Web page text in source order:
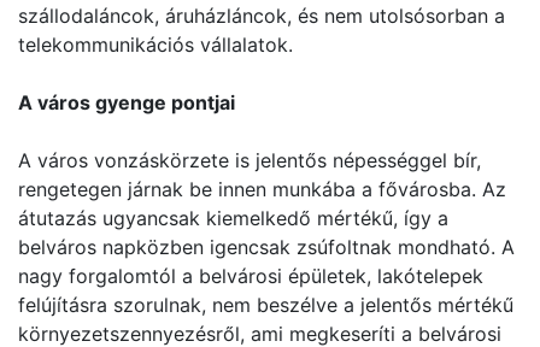
szállodaláncok, áruházláncok, és nem utolsósorban a
telekommunikációs vállalatok.
A város gyenge pontjai
A város vonzáskörzete is jelentős népességgel bír,
rengetegen járnak be innen munkába a fővárosba. Az
átutazás ugyancsak kiemelkedő mértékű, így a
belváros napközben igencsak zsúfoltnak mondható. A
nagy forgalomtól a belvárosi épületek, lakótelepek
felújításra szorulnak, nem beszélve a jelentős mértékű
környezetszennyezésről, ami megkeseríti a belvárosi